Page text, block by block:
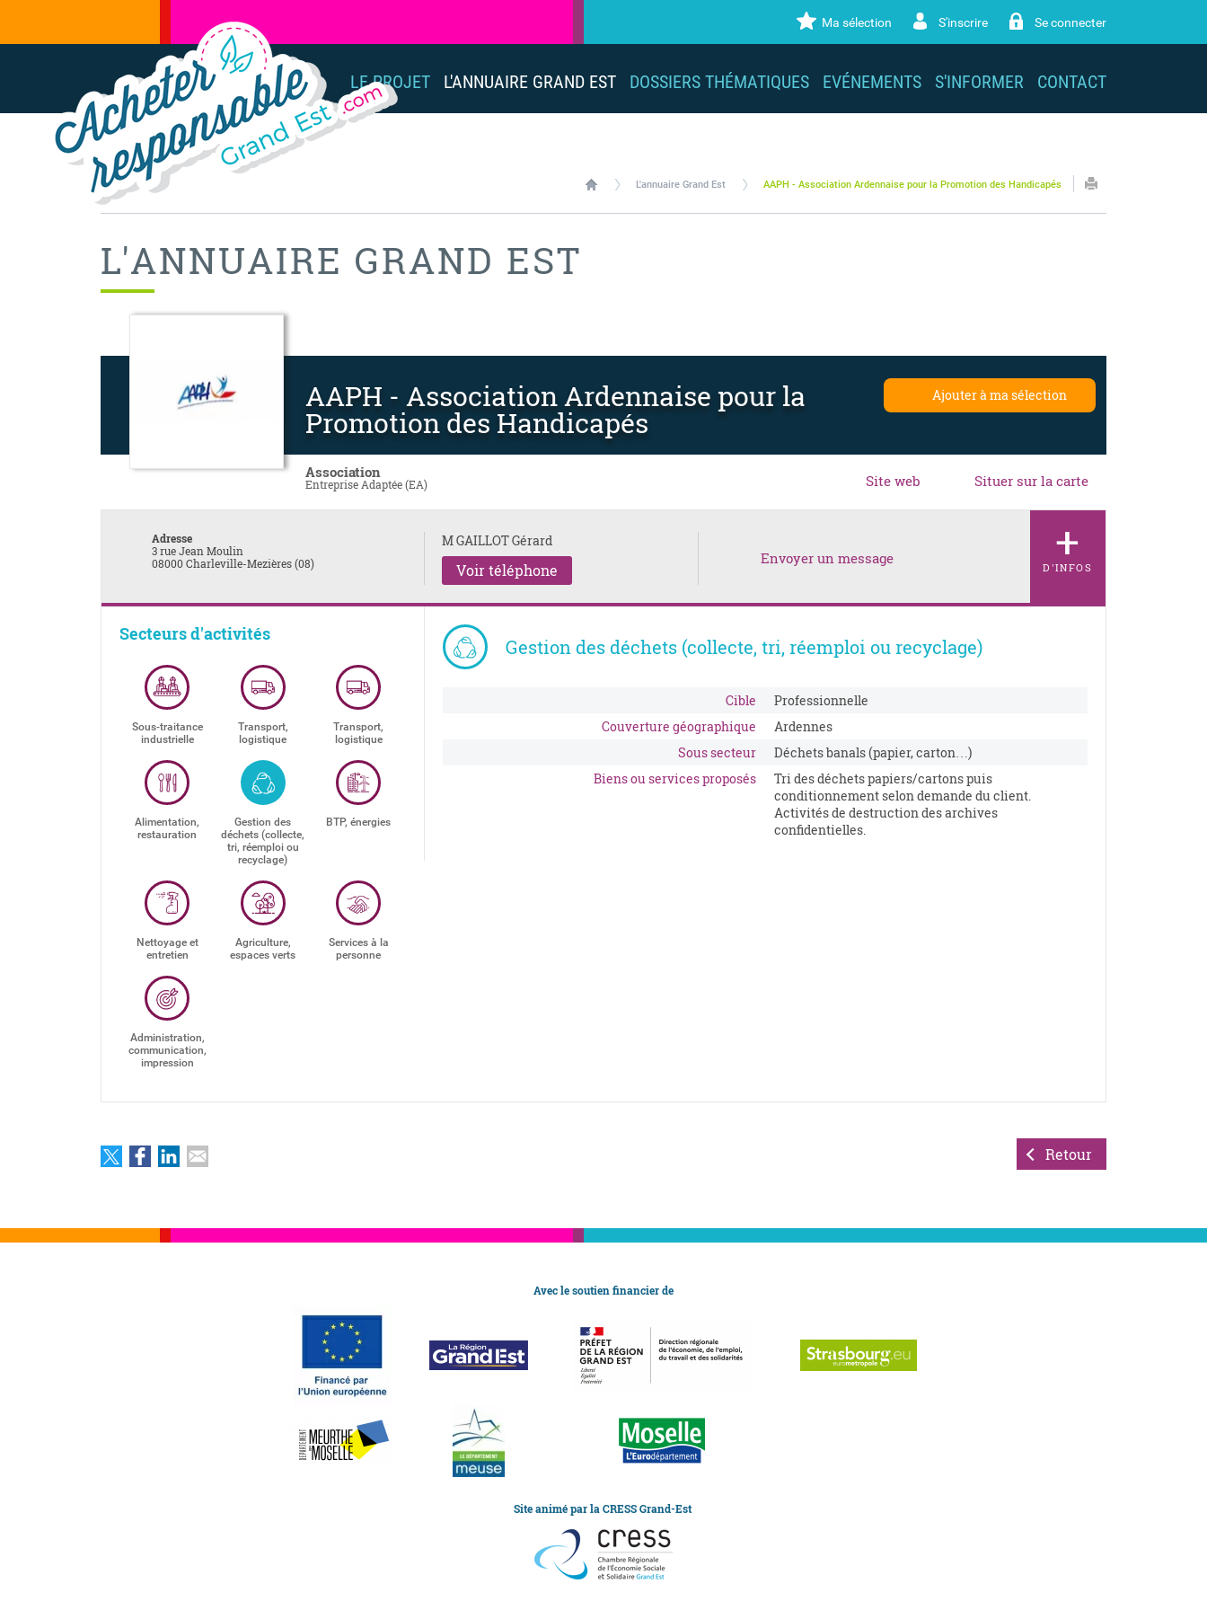
Ma sélection S'inscrire Se connecter
LE PROJET L'ANNUAIRE GRAND EST DOSSIERS THÉMATIQUES EVÉNEMENTS S'INFORMER CONTACT
L'annuaire Grand Est AAPH - Association Ardennaise pour la Promotion des Handicapés
L'ANNUAIRE GRAND EST
Ajouter à ma sélection
AAPH - Association Ardennaise pour la
Promotion des Handicapés
Association
Entreprise Adaptée (EA) Site web Situer sur la carte
Adresse
3 rue Jean Moulin
08000 Charleville-Mezières (08)
M GAILLOT Gérard
Voir téléphone
Envoyer un message +
D'INFOS
Secteurs d'activités
Sous-traitance
industrielle
Transport,
logistique
Transport,
logistique
Alimentation,
restauration
Gestion des
déchets (collecte,
tri, réemploi ou
recyclage)
BTP, énergies
Nettoyage et
entretien
Agriculture,
espaces verts
Services à la
personne
Administration,
communication,
impression
Gestion des déchets (collecte, tri, réemploi ou recyclage)
Cible
Professionnelle
Couverture géographique
Ardennes
Sous secteur
Déchets banals (papier, carton…)
Biens ou services proposés
Tri des déchets papiers/cartons puis
conditionnement selon demande du client.
Activités de destruction des archives
confidentielles.
Retour
Avec le soutien financier de
Site animé par la CRESS Grand-Est